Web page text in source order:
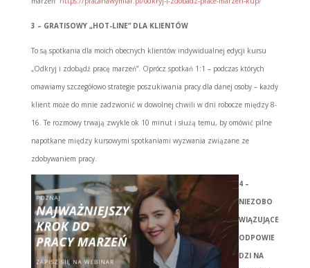
3 – GRATISOWY „HOT-LINE” DLA KLIENTÓW
To są spotkania dla moich obecnych klientów indywidualnej edycji kursu
„Odkryj i zdobądź pracę marzeń”. Oprócz spotkań 1:1 – podczas których
omawiamy szczegółowo strategie poszukiwania pracy dla danej osoby – każdy
klient może do mnie zadzwonić w dowolnej chwili w dni robocze między 8-
16. Te rozmowy trwają zwykle ok 10 minut i służą temu, by omówić pilne
napotkane między kursowymi spotkaniami wyzwania związane ze
zdobywaniem pracy.
4 –
NIEZOBO
WIĄZUJĄCE
ODPOWIE
DZI NA